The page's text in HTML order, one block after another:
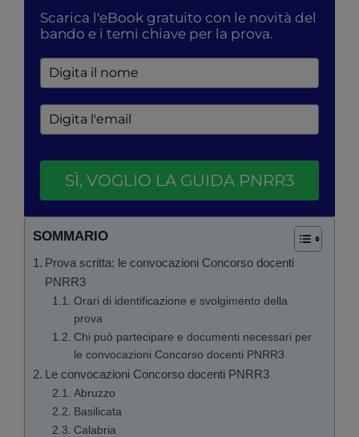
Scarica l'eBook gratuito con le novità del
bando e i temi chiave per la prova.
SÌ, VOGLIO LA GUIDA PNRR3
SOMMARIO
Prova scritta: le convocazioni Concorso docenti
PNRR3
Orari di identificazione e svolgimento della
prova
Chi può partecipare e documenti necessari per
le convocazioni Concorso docenti PNRR3
Le convocazioni Concorso docenti PNRR3
Abruzzo
Basilicata
Calabria